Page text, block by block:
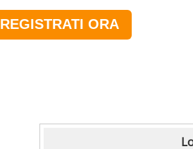
REGISTRATI ORA